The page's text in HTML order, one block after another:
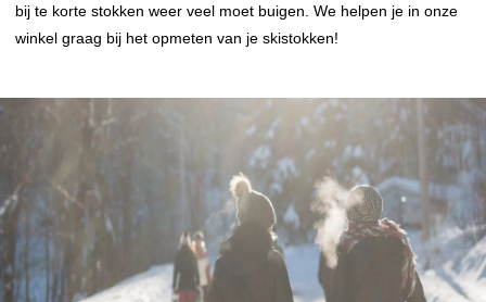
bij te korte stokken weer veel moet buigen. We helpen je in onze
winkel graag bij het opmeten van je skistokken!